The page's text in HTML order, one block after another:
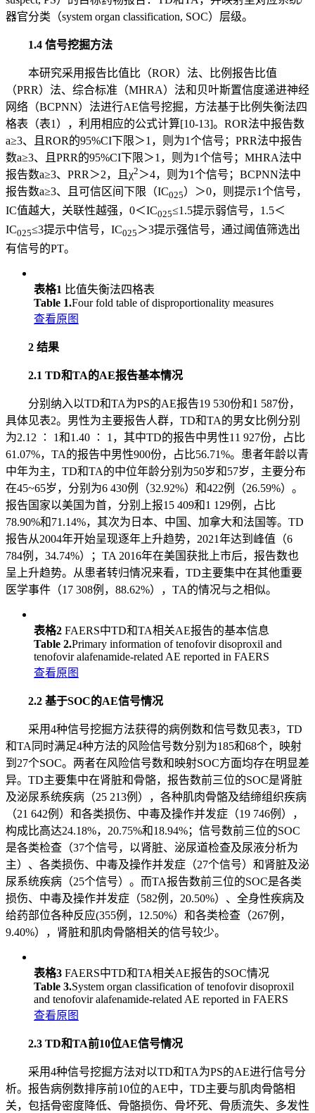
器官分类（system organ classification, SOC）层级。
1.4 信号挖掘方法
本研究采用报告比值比（ROR）法、比例报告比值
（PRR）法、综合标准（MHRA）法和贝叶斯置信度递进神经
网络（BCPNN）法进行AE信号挖掘，方法基于比例失衡法四
格表（表1），利用相应的公式计算[10-13]。ROR法中报告数
a≥3、且ROR的95%CI下限＞1，则为1个信号；PRR法中报告
数a≥3、且PRR的95%CI下限＞1，则为1个信号；MHRA法中
报告数a≥3、PRR＞2，且χ2 ＞4，则为1个信号；BCPNN法中
报告数a≥3、且可信区间下限（IC025）＞0，则提示1个信号，
IC值越大，关联性越强，0＜IC025≤1.5提示弱信号，1.5＜
IC025≤3提示中信号，IC025 ＞3提示强信号，通过阈值筛选出
有信号的PT。
表格1 比值失衡法四格表
Table 1.Four fold table of disproportionality measures
查看原图
2 结果
2.1 TD和TA的AE报告基本情况
分别纳入以TD和TA为PS的AE报告19 530份和1 587份，
具体见表2。男性为主要报告人群，TD和TA的男女比例分别
为2.12 ∶ 1和1.40 ∶ 1，其中TD的报告中男性11 927份，占比
61.07%，TA的报告中男性900份，占比56.71%。患者年龄以青
中年为主，TD和TA的中位年龄分别为50岁和57岁，主要分布
在45~65岁，分别为6 430例（32.92%）和422例（26.59%）。
报告国家以美国为首，分别上报15 409和1 129例，占比
78.90%和71.14%，其次为日本、中国、加拿大和法国等。TD
报告从2004年开始呈现逐年上升趋势，2021年达到峰值（6
784例，34.74%）；TA 2016年在美国获批上市后，报告数也
呈上升趋势。从患者转归情况来看，TD主要集中在其他重要
医学事件（17 308例，88.62%），TA的情况与之相似。
表格2 FAERS中TD和TA相关AE报告的基本信息
Table 2.Primary information of tenofovir disoproxil and
tenofovir alafenamide-related AE reported in FAERS
查看原图
2.2 基于SOC的AE信号情况
采用4种信号挖掘方法获得的病例数和信号数见表3，TD
和TA同时满足4种方法的风险信号数分别为185和68个，映射
到27个SOC。两者在风险信号数和映射SOC方面均存在明显差
异。TD主要集中在肾脏和骨骼，报告数前三位的SOC是肾脏
及泌尿系统疾病（25 213例），各种肌肉骨骼及结缔组织疾病
（21 642例）和各类损伤、中毒及操作并发症（19 746例），
构成比高达24.18%，20.75%和18.94%；信号数前三位的SOC
是各类检查（37个信号，以肾脏、泌尿道检查及尿液分析为
主）、各类损伤、中毒及操作并发症（27个信号）和肾脏及泌
尿系统疾病（25个信号）。而TA报告数前三位的SOC是各类
损伤、中毒及操作并发症（582例，20.50%）、全身性疾病及
给药部位各种反应(355例，12.50%）和各类检查（267例，
9.40%），肾脏和肌肉骨骼相关的信号较少。
表格3 FAERS中TD和TA相关AE报告的SOC情况
Table 3.System organ classification of tenofovir disoproxil
and tenofovir alafenamide-related AE reported in FAERS
查看原图
2.3 TD和TA前10位AE信号情况
采用4种信号挖掘方法对以TD和TA为PS的AE进行信号分
析。报告病例数排序前10位的AE中，TD主要与肌肉骨骼相
关，包括骨密度降低、骨骼损伤、骨坏死、骨质流失、多发性